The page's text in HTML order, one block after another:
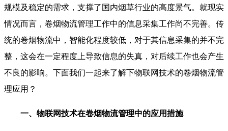
规模及稳定的需求，支撑了国内烟草行业的高度景气。就现实
情况而言，卷烟物流管理工作中的信息采集工作尚不完善。传
统的卷烟物流中，智能化程度较低，对于其信息采集的并不完
整，这会在一定程度上导致信息的失真，对后续工作也会产生
不良的影响。下面我们一起来了解下物联网技术的卷烟物流管
理应用？
一、物联网技术在卷烟物流管理中的应用措施